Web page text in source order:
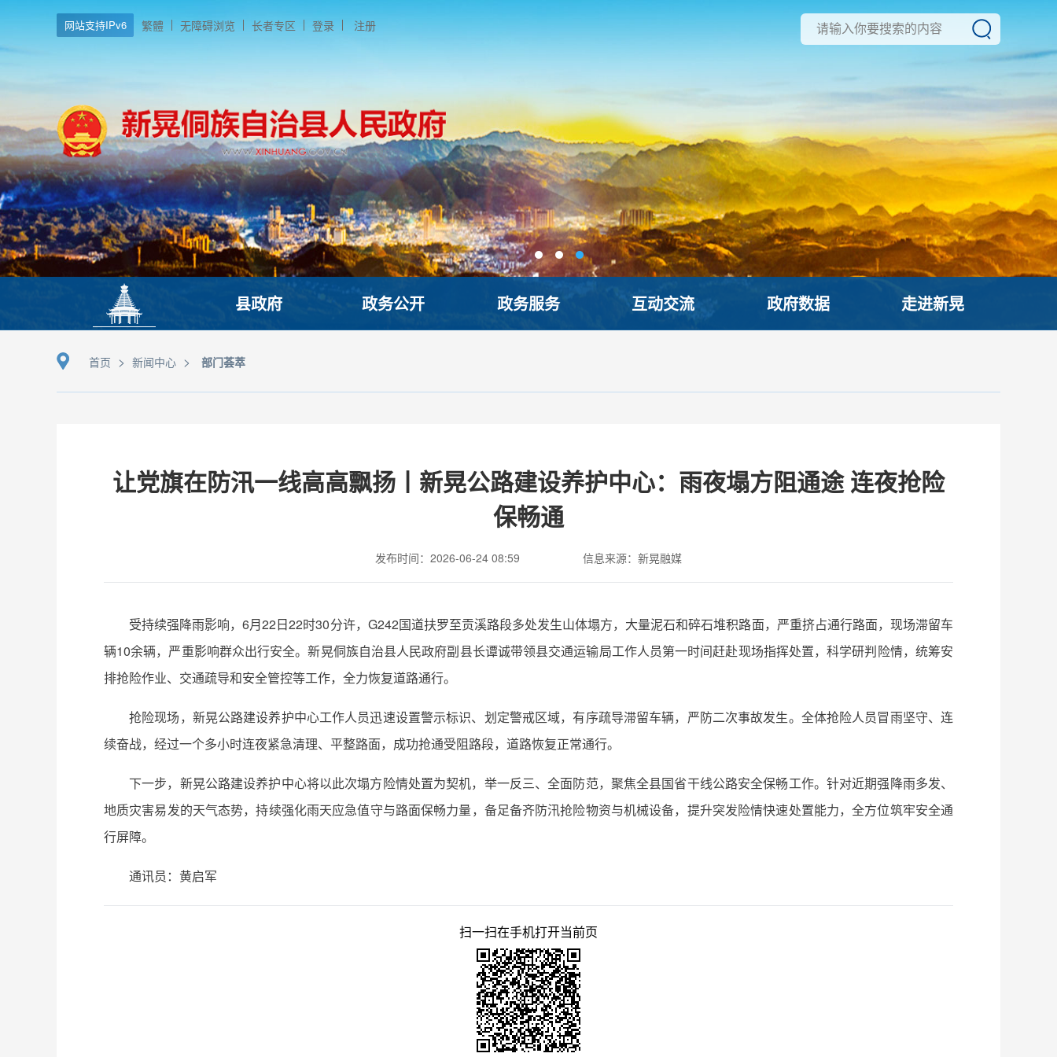
网站支持IPv6 繁體 无障碍浏览 长者专区 登录 注册
县政府 政务公开 政务服务 互动交流 政府数据 走进新晃
首页 > 新闻中心 > 部门荟萃
让党旗在防汛一线高高飘扬丨新晃公路建设养护中心：雨夜塌方阻通途 连夜抢险
保畅通
发布时间：2026-06-24 08:59 信息来源：新晃融媒
受持续强降雨影响，6月22日22时30分许，G242国道扶罗至贡溪路段多处发生山体塌方，大量泥石和碎石堆积路面，严重挤占通行路面，现场滞留车
辆10余辆，严重影响群众出行安全。新晃侗族自治县人民政府副县长谭诚带领县交通运输局工作人员第一时间赶赴现场指挥处置，科学研判险情，统筹安
排抢险作业、交通疏导和安全管控等工作，全力恢复道路通行。
抢险现场，新晃公路建设养护中心工作人员迅速设置警示标识、划定警戒区域，有序疏导滞留车辆，严防二次事故发生。全体抢险人员冒雨坚守、连
续奋战，经过一个多小时连夜紧急清理、平整路面，成功抢通受阻路段，道路恢复正常通行。
下一步，新晃公路建设养护中心将以此次塌方险情处置为契机，举一反三、全面防范，聚焦全县国省干线公路安全保畅工作。针对近期强降雨多发、
地质灾害易发的天气态势，持续强化雨天应急值守与路面保畅力量，备足备齐防汛抢险物资与机械设备，提升突发险情快速处置能力，全方位筑牢安全通
行屏障。
通讯员：黄启军
扫一扫在手机打开当前页